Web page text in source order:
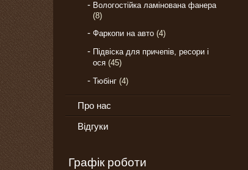
Вологостійка ламінована фанера
8
Фаркопи на авто 4
Підвіска для причепів, ресори і
ося 45
Тюбінг 4
Про нас
Відгуки
Графік роботи